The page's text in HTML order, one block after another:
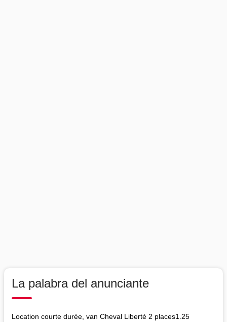
La palabra del anunciante
Location courte durée, van Cheval Liberté 2 places1.25